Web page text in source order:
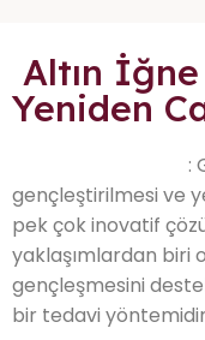
Altın
Yeniden
:
gençleştirilmesi ve
pek çok inovatif
yaklaşımlardan biri
gençleşmesini
bir tedavi